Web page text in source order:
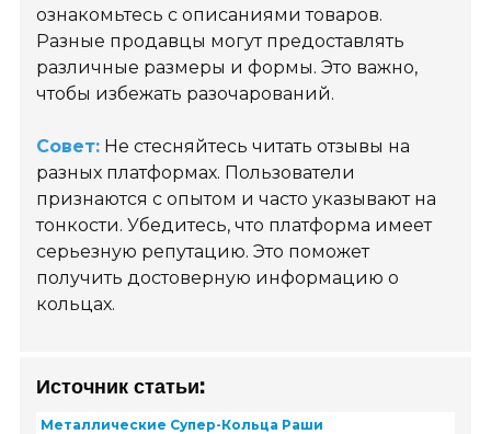
ознакомьтесь с описаниями товаров.
Разные продавцы могут предоставлять
различные размеры и формы. Это важно,
чтобы избежать разочарований.
Совет: Не стесняйтесь читать отзывы на
разных платформах. Пользователи
признаются с опытом и часто указывают на
тонкости. Убедитесь, что платформа имеет
серьезную репутацию. Это поможет
получить достоверную информацию о
кольцах.
Источник статьи:
Металлические Супер-Кольца Раши